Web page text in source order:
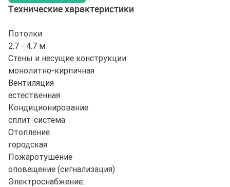
Технические характеристики
Потолки
2.7 - 4.7 м
Стены и несущие конструкции
монолитно-кирпичная
Вентиляция
естественная
Кондиционирование
сплит-система
Отопление
городская
Пожаротушение
оповещение (сигнализация)
Электроснабжение: